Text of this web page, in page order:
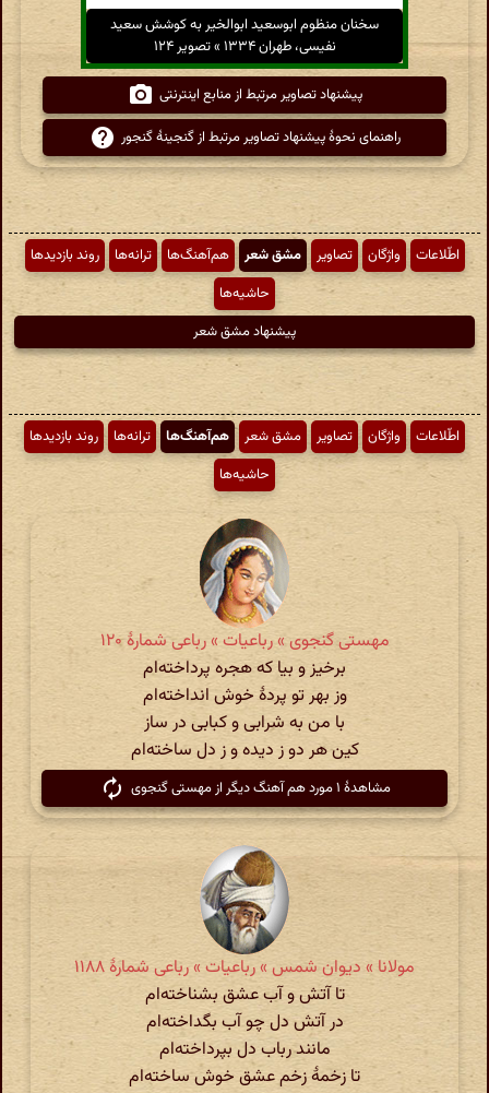
سخنان منظوم ابوسعید ابوالخیر به کوشش سعید
نفیسی، طهران ۱۳۳۴ » تصویر ۱۲۴
پیشنهاد تصاویر مرتبط از منابع اینترنتی
راهنمای نحوهٔ پیشنهاد تصاویر مرتبط از گنجینهٔ گنجور
اطّلاعات واژگان تصاویر مشق شعر هم‌آهنگ‌ها ترانه‌ها
روند بازدیدها
حاشیه‌ها
پیشنهاد مشق شعر
اطّلاعات واژگان تصاویر مشق شعر هم‌آهنگ‌ها ترانه‌ها
روند بازدیدها
حاشیه‌ها
مهستی گنجوی » رباعیات » رباعی شمارۀ ۱۲۰
برخیز و بیا که هجره پرداخته‌ام
وز بهر تو پردهٔ خوش انداخته‌ام
با من به شرابی و کبابی در ساز
کین هر دو ز دیده و ز دل ساخته‌ام
مشاهدهٔ ۱ مورد هم آهنگ دیگر از مهستی گنجوی
مولانا » دیوان شمس » رباعیات » رباعی شمارهٔ ۱۱۸۸
تا آتش و آب عشق بشناخته‌ام
در آتش دل چو آب بگداخته‌ام
مانند رباب دل بپرداخته‌ام
تا زخمهٔ زخم عشق خوش ساخته‌ام